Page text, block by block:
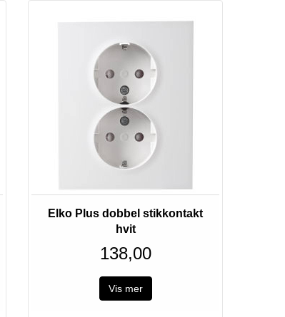
Elko Plus dobbel stikkontakt
hvit
138,00
Vis mer